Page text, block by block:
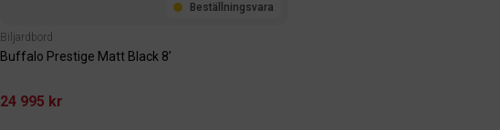
Beställningsvara
Biljardbord
Buffalo Prestige Matt Black 8’
24 995 kr